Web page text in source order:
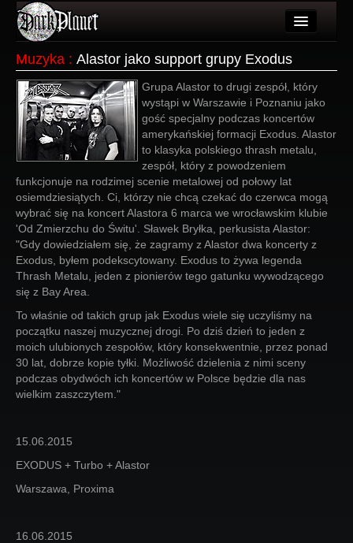
Użytkownicy
Wydarzenia
Galeria
Więcej
Login
Muzyka : Alastor jako support grupy Exodus
Grupa Alastor to drugi zespół, który
wystąpi w Warszawie i Poznaniu jako
gość specjalny podczas koncertów
amerykańskiej formacji Exodus. Alastor
to klasyka polskiego thrash metalu,
zespół, który z powodzeniem
funkcjonuje na rodzimej scenie metalowej od połowy lat
osiemdziesiątych. Ci, którzy nie chcą czekać do czerwca mogą
wybrać się na koncert Alastora 6 marca we wrocławskim klubie
'Od Zmierzchu do Świtu'. Sławek Bryłka, perkusista Alastor:
"Gdy dowiedziałem się, że zagramy z Alastor dwa koncerty z
Exodus, byłem podekscytowany. Exodus to żywa legenda
Thrash Metalu, jeden z pionierów tego gatunku wywodzącego
się z Bay Area.
To właśnie od takich grup jak Exodus wiele się uczyliśmy na
początku naszej muzycznej drogi. Po dziś dzień to jeden z
moich ulubionych zespołów, który konsekwentnie, przez ponad
30 lat, dobrze kopie tyłki. Możliwość dzielenia z nimi sceny
podczas obydwóch ich koncertów w Polsce będzie dla nas
wielkim zaszczytem."
15.06.2015
EXODUS + Turbo + Alastor
Warszawa, Proxima
16.06.2015